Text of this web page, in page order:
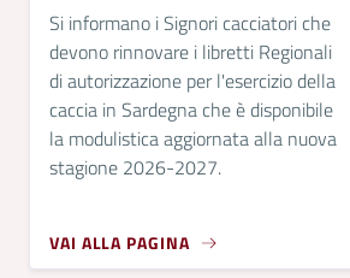
Si informano i Signori cacciatori che
devono rinnovare i libretti Regionali
di autorizzazione per l'esercizio della
caccia in Sardegna che è disponibile
la modulistica aggiornata alla nuova
stagione 2026-2027.
VAI ALLA PAGINA